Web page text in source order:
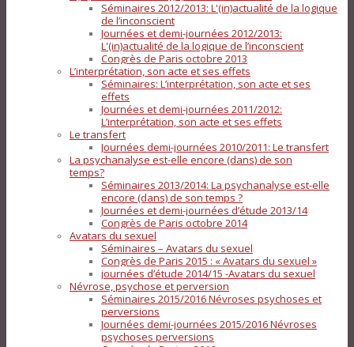
Séminaires 2012/2013: L'(in)actualité de la logique
de l’inconscient
Journées et demi-journées 2012/2013:
L'(in)actualité de la logique de l’inconscient
Congrès de Paris octobre 2013
L’interprétation, son acte et ses effets
Séminaires: L’interprétation, son acte et ses
effets
Journées et demi-journées 2011/2012:
L’interprétation, son acte et ses effets
Le transfert
Journées demi-journées 2010/2011: Le transfert
La psychanalyse est-elle encore (dans) de son
temps?
Séminaires 2013/2014: La psychanalyse est-elle
encore (dans) de son temps ?
Journées et demi-journées d’étude 2013/14
Congrès de Paris octobre 2014
Avatars du sexuel
Séminaires – Avatars du sexuel
Congrès de Paris 2015 : « Avatars du sexuel »
journées d’étude 2014/15 -Avatars du sexuel
Névrose, psychose et perversion
Séminaires 2015/2016 Névroses psychoses et
perversions
Journées demi-journées 2015/2016 Névroses
psychoses perversions